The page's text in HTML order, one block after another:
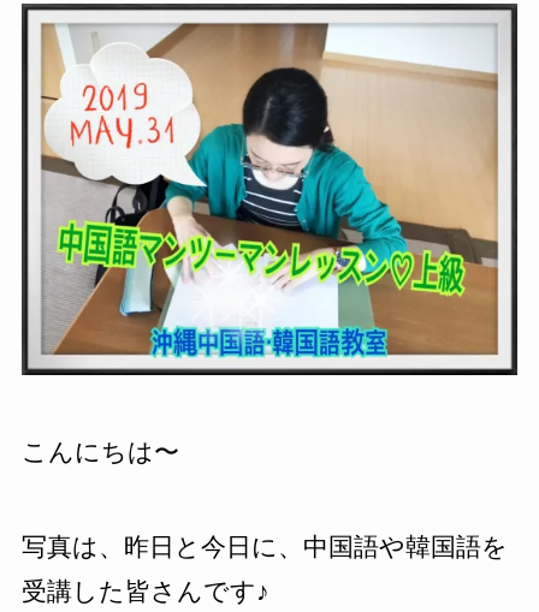
こんにちは〜
写真は、昨日と今日に、中国語や韓国語を
受講した皆さんです♪